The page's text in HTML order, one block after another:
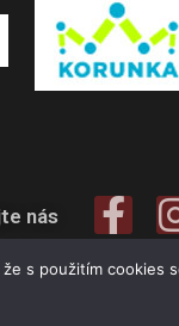
nás
s použitím cookies